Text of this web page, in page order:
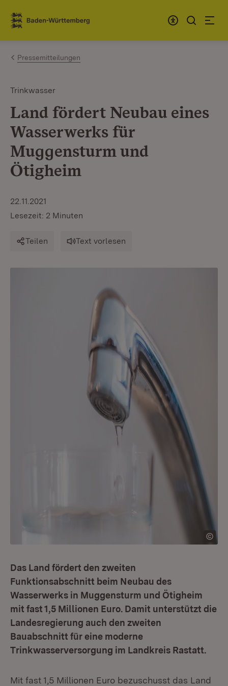
Zum Inhalt springen
Link zur Startseite
Pressemitteilungen
Trinkwasser
Land fördert Neubau eines
Wasserwerks für
Muggensturm und
Ötigheim
22.11.2021
Lesezeit: 2 Minuten
Teilen Text vorlesen
Das Land fördert den zweiten
Funktionsabschnitt beim Neubau des
Wasserwerks in Muggensturm und Ötigheim
mit fast 1,5 Millionen Euro. Damit unterstützt die
Landesregierung auch den zweiten
Bauabschnitt für eine moderne
Trinkwasserversorgung im Landkreis Rastatt.
Mit fast 1,5 Millionen Euro bezuschusst das Land